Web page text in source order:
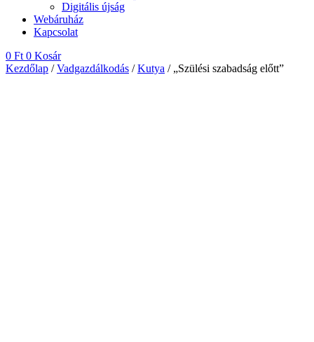
Digitális újság
Webáruház
Kapcsolat
0 Ft 0 Kosár
Kezdőlap /Vadgazdálkodás /Kutya / „Szülési szabadság előtt”